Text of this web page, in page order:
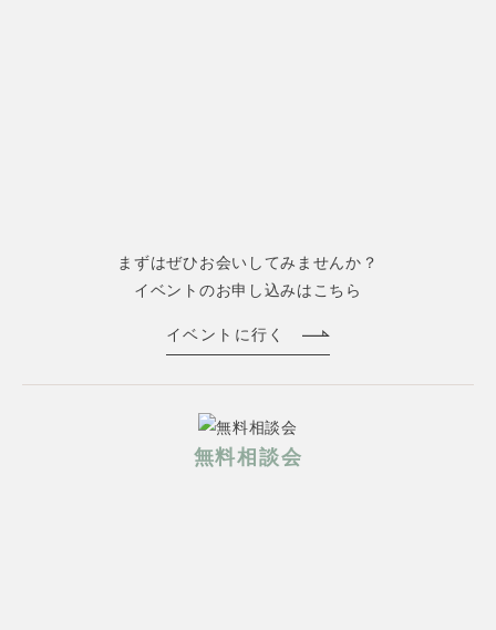
まずはぜひお会いしてみませんか？
イベントのお申し込みはこちら
イベントに行く
無料相談会